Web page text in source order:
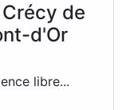
de
d'Or
libre...